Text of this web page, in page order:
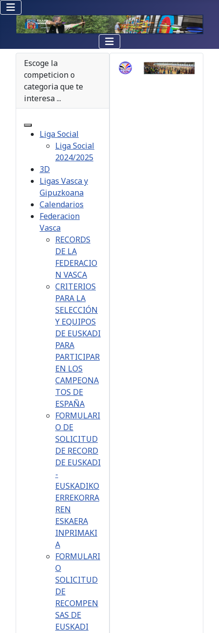
Escoge la
competicion o
categoria que te
interesa ...
Liga Social
Liga Social
2024/2025
3D
Ligas Vasca y
Gipuzkoana
Calendarios
Federacion
Vasca
RECORDS
DE LA
FEDERACIO
N VASCA
CRITERIOS
PARA LA
SELECCIÓN
Y EQUIPOS
DE EUSKADI
PARA
PARTICIPAR
EN LOS
CAMPEONA
TOS DE
ESPAÑA
FORMULARI
O DE
SOLICITUD
DE RECORD
DE EUSKADI
-
EUSKADIKO
ERREKORRA
REN
ESKAERA
INPRIMAKI
A
FORMULARI
O
SOLICITUD
DE
RECOMPEN
SAS DE
EUSKADI